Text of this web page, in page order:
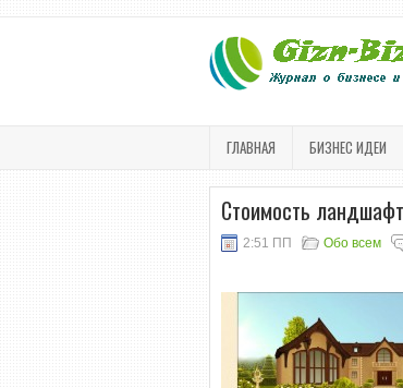
ГЛАВНАЯ БИЗНЕС ИДЕИ
Стоимость
2:51 ПП Обо всем